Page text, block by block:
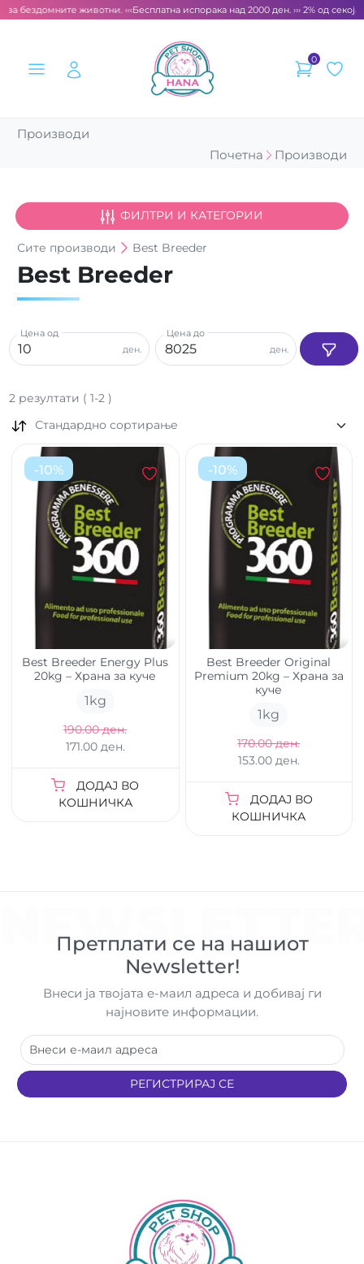
бездомните животни. ‹‹‹Бесплатна испорака над 2000 ден. ››› 2% од
0
Производи
Почетна
Производи
ФИЛТРИ И КАТЕГОРИИ
Сите производи Best Breeder
Best Breeder
ден.
Цена од
ден.
Цена до
2 резултати ( 1-2)
Стандардно сортирање
-10%
Best Breeder Energy Plus
20kg – Храна за куче
1kg
190.00 ден.
171.00 ден.
ДОДАЈ ВО
КОШНИЧКА
-10%
Best Breeder Original
Premium 20kg – Храна за
куче
1kg
170.00 ден.
153.00 ден.
ДОДАЈ ВО
КОШНИЧКА
Претплати се на нашиот
Newsletter!
Внеси ја твојата е-маил адреса и добивај ги
најновите информации.
РЕГИСТРИРАЈ СЕ